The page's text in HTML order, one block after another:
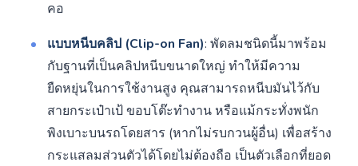
คอ
แบบหนีบคลิป (Clip-on Fan): พัดลมชนิดนี้มาพร้อม
กับฐานที่เป็นคลิปหนีบขนาดใหญ่ ทำให้มีความ
ยืดหยุ่นในการใช้งานสูง คุณสามารถหนีบมันไว้กับ
สายกระเป๋าเป้ ขอบโต๊ะทำงาน หรือแม้กระทั่งพนัก
พิงเบาะบนรถโดยสาร (หากไม่รบกวนผู้อื่น) เพื่อสร้าง
กระแสลมส่วนตัวได้โดยไม่ต้องถือ เป็นตัวเลือกที่ยอด